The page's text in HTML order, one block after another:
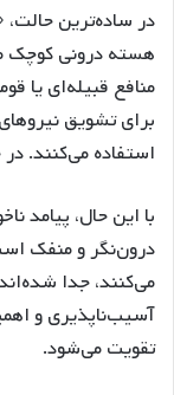
در ساده‌ترین
هسته درونی کوچک
منافع قبیله‌ای یا
برای تشویق
استفاده می‌کنند. در
با این حال، پیامد
درون‌نگر و منفک
می‌کنند، جدا
آسیب‌ناپذیری و
تقویت می‌شود.